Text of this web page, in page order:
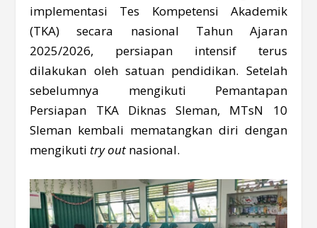
implementasi Tes Kompetensi Akademik
(TKA) secara nasional Tahun Ajaran
2025/2026, persiapan intensif terus
dilakukan oleh satuan pendidikan. Setelah
sebelumnya mengikuti Pemantapan
Persiapan TKA Diknas Sleman, MTsN 10
Sleman kembali mematangkan diri dengan
mengikuti try out nasional.